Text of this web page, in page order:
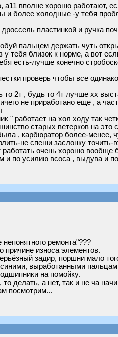
а11 вполне хорошо работают,
и более холодные -у тебя
дроссель пластинкой и ручка
пальцем держать чуть
у тебя близок к норме, а вот
есть-лучше конечно
проверь чтобы все
то 2т , будь то 4т лучше хх
не приработано еще , а
" работает на хол ходу так
старых ветерков на
, карбюратор более-менее,
не спеши заслонку
очень хорошо вообще
и по усилию всоса , выдува и
ремонта"???
износа элементов.
задир, поршни мало
выработанными
на помойку.
делать, а нет, так и не ча
посмотрим...